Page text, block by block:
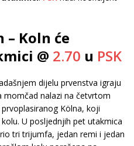
– Koln će
@ 2.70 u PSK
dijelu prvenstva igraju
nalazi na četvrtom
Kölna, koji
U posljednjih pet utakmica
tri trijumfa, jedan remi i jedan